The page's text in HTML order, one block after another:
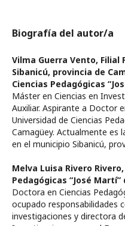
Biografía del autor/a
Vilma Guerra Vento, Filial
Sibanicú, provincia de
Ciencias Pedagógicas
Máster en Ciencias en
Auxiliar. Aspirante a Doctor
Universidad de Ciencias
Camagüey. Actualmente es
en el municipio Sibanicú,
Melva Luisa Rivero Rivero,
Pedagógicas “José Martí”
Doctora en Ciencias
ocupado responsabilidades
investigaciones y directora